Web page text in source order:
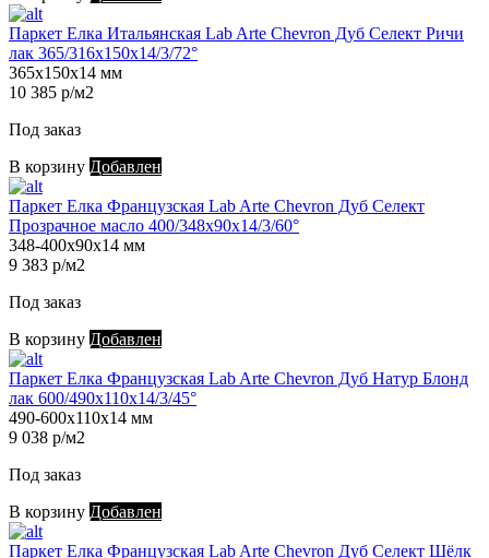
Паркет Елка Итальянская Lab Arte Chevron Дуб Селект Ричи
лак 365/316х150х14/3/72°
365х150х14 мм
10 385 р/м2
Под заказ
В корзину Добавлен
Паркет Елка Французская Lab Arte Chevron Дуб Селект
Прозрачное масло 400/348х90х14/3/60°
348-400х90х14 мм
9 383 р/м2
Под заказ
В корзину Добавлен
Паркет Елка Французская Lab Arte Chevron Дуб Натур Блонд
лак 600/490х110х14/3/45°
490-600х110х14 мм
9 038 р/м2
Под заказ
В корзину Добавлен
Паркет Елка Французская Lab Arte Chevron Дуб Селект Шёлк